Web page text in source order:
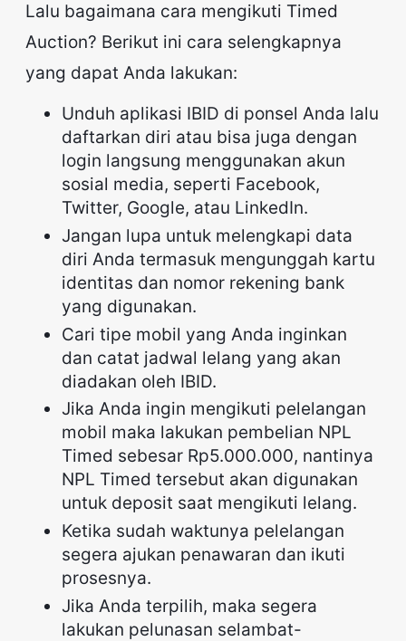
Lalu bagaimana cara mengikuti Timed
Auction? Berikut ini cara selengkapnya
yang dapat Anda lakukan:
Unduh aplikasi IBID di ponsel Anda lalu
daftarkan diri atau bisa juga dengan
login langsung menggunakan akun
sosial media, seperti Facebook,
Twitter, Google, atau LinkedIn.
Jangan lupa untuk melengkapi data
diri Anda termasuk mengunggah kartu
identitas dan nomor rekening bank
yang digunakan.
Cari tipe mobil yang Anda inginkan
dan catat jadwal lelang yang akan
diadakan oleh IBID.
Jika Anda ingin mengikuti pelelangan
mobil maka lakukan pembelian NPL
Timed sebesar Rp5.000.000, nantinya
NPL Timed tersebut akan digunakan
untuk deposit saat mengikuti lelang.
Ketika sudah waktunya pelelangan
segera ajukan penawaran dan ikuti
prosesnya.
Jika Anda terpilih, maka segera
lakukan pelunasan selambat-